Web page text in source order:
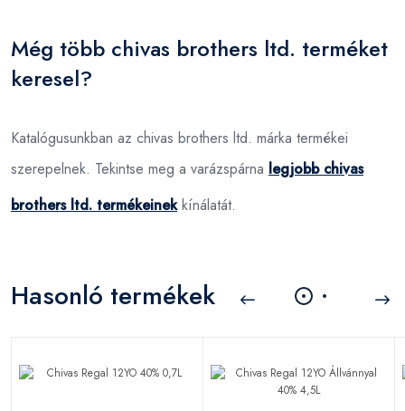
Még több chivas brothers ltd. terméket
keresel?
Katalógusunkban az chivas brothers ltd. márka termékei
szerepelnek. Tekintse meg a varázspárna legjobb chivas
brothers ltd. termékeinekkínálatát.
Hasonló termékek